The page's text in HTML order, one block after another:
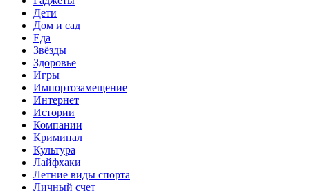
Дети
Дом и сад
Еда
Звёзды
Здоровье
Игры
Импортозамещение
Интернет
Истории
Компании
Криминал
Культура
Лайфхаки
Летние виды спорта
Личный счет